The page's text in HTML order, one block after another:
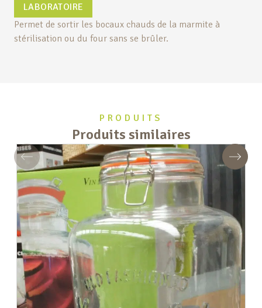
LABORATOIRE
Permet de sortir les bocaux chauds de la marmite à
stérilisation ou du four sans se brûler.
PRODUITS
Produits similaires
Précédent